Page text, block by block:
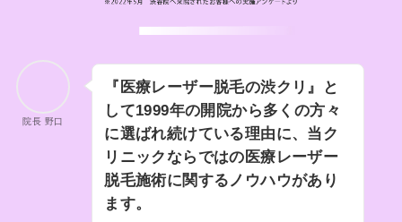
院長 野口
『医療レーザー脱毛の渋クリ』と
して1999年の開院から多くの方々
に選ばれ続けている理由に、当ク
リニックならではの医療レーザー
脱毛施術に関するノウハウがあり
ます。